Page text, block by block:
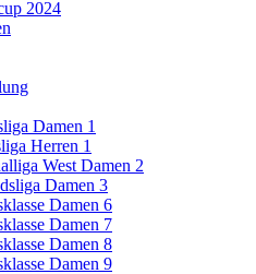
2024
Damen 1
Herren 1
West Damen 2
Damen 3
Damen 6
Damen 7
Damen 8
Damen 9